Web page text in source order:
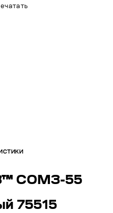
СОМЗ-55
75515